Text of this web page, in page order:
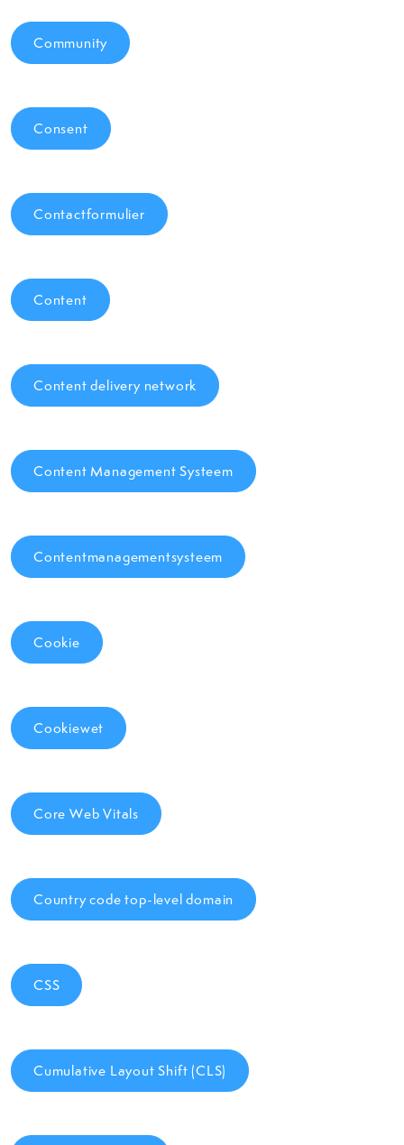
Community
Consent
Contactformulier
Content
Content delivery network
Content Management Systeem
Contentmanagementsysteem
Cookie
Cookiewet
Core Web Vitals
Country code top-level domain
CSS
Cumulative Layout Shift (CLS)